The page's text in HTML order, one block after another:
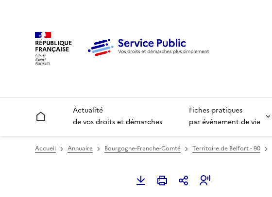
RÉPUBLIQUE
FRANÇAISE
Accueil
Actualité
de vos droits et démarches
Fiches pratiques
par événement de vie
Accueil Annuaire Bourgogne-Franche-Comté Territoire de Belfort - 90